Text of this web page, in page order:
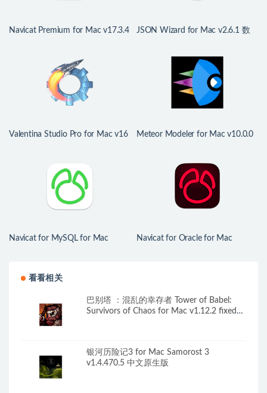
Navicat Premium for Mac v17.3.4
JSON Wizard for Mac v2.6.1 数
Valentina Studio Pro for Mac v16
Meteor Modeler for Mac v10.0.0
Navicat for MySQL for Mac
Navicat for Oracle for Mac
看看相关
巴别塔 ：混乱的幸存者 Tower of Babel:
Survivors of Chaos for Mac v1.12.2 fixed
银河历险记3 for Mac Samorost 3
v1.4.470.5 中文原生版